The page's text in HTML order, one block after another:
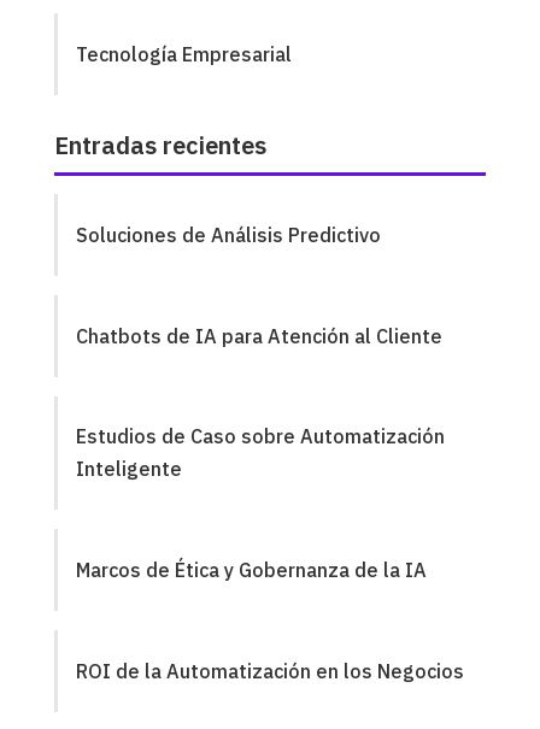
Tecnología Empresarial
Entradas recientes
Soluciones de Análisis Predictivo
Chatbots de IA para Atención al Cliente
Estudios de Caso sobre Automatización
Inteligente
Marcos de Ética y Gobernanza de la IA
ROI de la Automatización en los Negocios